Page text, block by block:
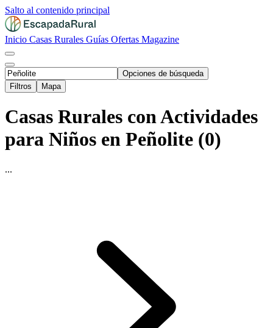
Salto al contenido principal
Inicio Casas Rurales Guías Ofertas Magazine
Opciones de búsqueda
Filtros
Mapa
Casas Rurales con Actividades
para Niños en Peñolite (0)
...